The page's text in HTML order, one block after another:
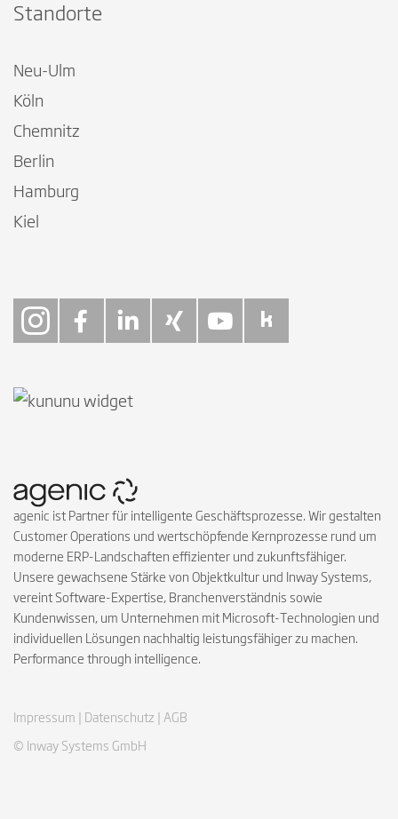
Standorte
Neu-Ulm
Köln
Chemnitz
Berlin
Hamburg
Kiel
agenic ist Partner für intelligente Geschäftsprozesse. Wir gestalten
Customer Operations und wertschöpfende Kernprozesse rund um
moderne ERP-Landschaften effizienter und zukunftsfähiger.
Unsere gewachsene Stärke von Objektkultur und Inway Systems,
vereint Software-Expertise, Branchenverständnis sowie
Kundenwissen, um Unternehmen mit Microsoft-Technologien und
individuellen Lösungen nachhaltig leistungsfähiger zu machen.
Performance through intelligence.
© Inway Systems GmbH
Impressum | Datenschutz | AGB